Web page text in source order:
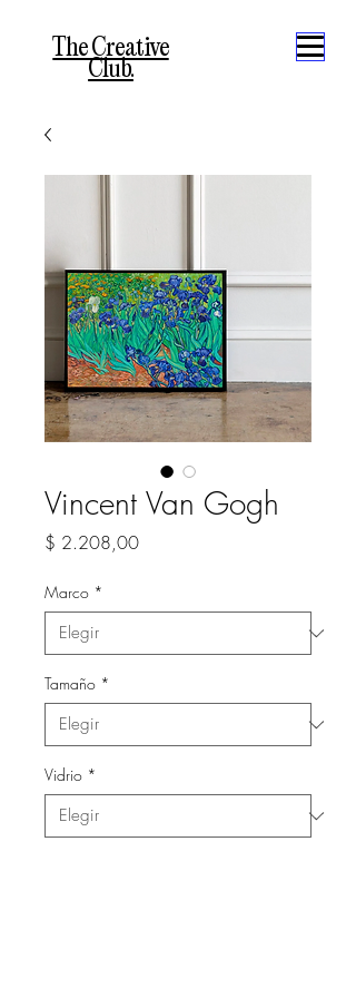
The Creative
Club.
Vincent Van Gogh
$ 2.208,00Precio
Marco *
Tamaño *
Vidrio *